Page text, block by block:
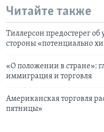
Читайте также
Тиллерсон предостерег
стороны «потенциально
«О положении в стране»:
иммиграция и торговля
Американская торговля
пятницы»